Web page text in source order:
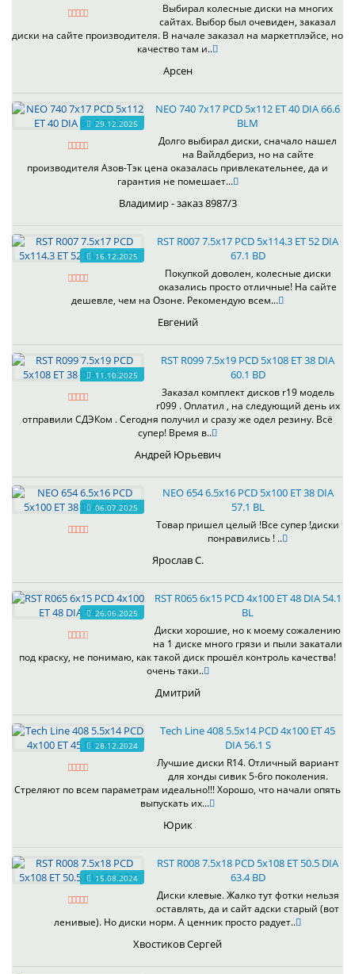
Выбирал колесные диски на многих
сайтах. Выбор был очевиден, заказал
диски на сайте производителя. В начале заказал на маркетплэйсе, но
качество там и..
Арсен
29.12.2025
NEO 740 7x17 PCD 5x112 ET 40 DIA 66.6
BLM
Долго выбирал диски, сначало нашел
на Вайлдбериз, но на сайте
производителя Азов-Тэк цена оказалась привлекательнее, да и
гарантия не помешает...
Владимир - заказ 8987/3
16.12.2025
RST R007 7.5x17 PCD 5x114.3 ET 52 DIA
67.1 BD
Покупкой доволен, колесные диски
оказались просто отличные! На сайте
дешевле, чем на Озоне. Рекомендую всем...
Евгений
11.10.2025
RST R099 7.5x19 PCD 5x108 ET 38 DIA
60.1 BD
Заказал комплект дисков r19 модель
r099 . Оплатил , на следующий день их
отправили СДЭКом . Сегодня получил и сразу же одел резину. Всё
супер! Время в..
Андрей Юрьевич
06.07.2025
NEO 654 6.5x16 PCD 5x100 ET 38 DIA
57.1 BL
Товар пришел целый !Все супер !диски
понравились ! ..
Ярослав С.
26.06.2025
RST R065 6x15 PCD 4x100 ET 48 DIA 54.1
BL
Диски хорошие, но к моему сожалению
на 1 диске много грязи и пыли закатали
под краску, не понимаю, как такой диск прошёл контроль качества!
очень таки..
Дмитрий
28.12.2024
Tech Line 408 5.5x14 PCD 4x100 ET 45
DIA 56.1 S
Лучшие диски R14. Отличный вариант
для хонды сивик 5-6го поколения.
Стреляют по всем параметрам идеально!!! Хорошо, что начали опять
выпускать их...
Юрик
15.08.2024
RST R008 7.5x18 PCD 5x108 ET 50.5 DIA
63.4 BD
Диски клевые. Жалко тут фотки нельзя
оставлять, да и сайт адски старый (вот
ленивые). Но диски норм. А ценник просто радует..
Хвостиков Сергей